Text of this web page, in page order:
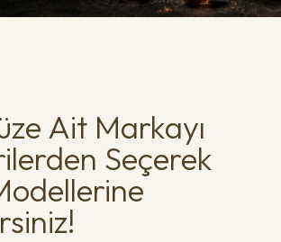
Ait Markayı
Seçerek